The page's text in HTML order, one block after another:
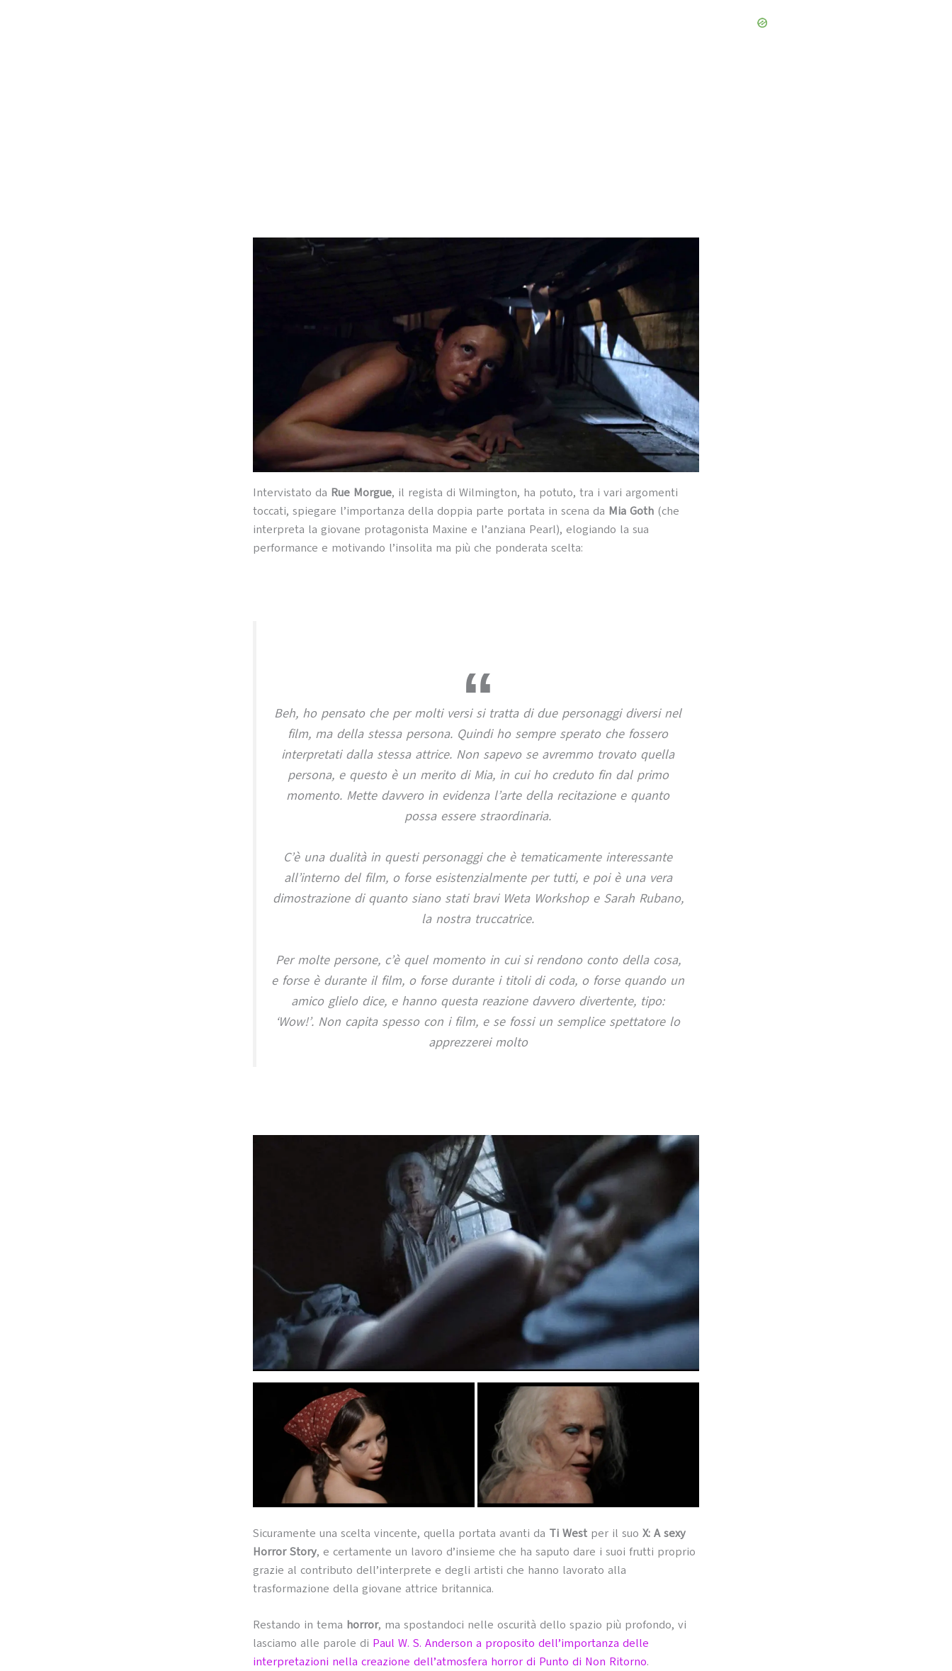
Intervistato da Rue Morgue, il regista di Wilmington, ha potuto, tra i vari argomenti
toccati, spiegare l’importanza della doppia parte portata in scena da Mia Goth (che
interpreta la giovane protagonista Maxine e l’anziana Pearl), elogiando la sua
performance e motivando l’insolita ma più che ponderata scelta:
Beh, ho pensato che per molti versi si tratta di due personaggi diversi nel
film, ma della stessa persona. Quindi ho sempre sperato che fossero
interpretati dalla stessa attrice. Non sapevo se avremmo trovato quella
persona, e questo è un merito di Mia, in cui ho creduto fin dal primo
momento. Mette davvero in evidenza l’arte della recitazione e quanto
possa essere straordinaria.
C’è una dualità in questi personaggi che è tematicamente interessante
all’interno del film, o forse esistenzialmente per tutti, e poi è una vera
dimostrazione di quanto siano stati bravi Weta Workshop e Sarah Rubano,
la nostra truccatrice.
Per molte persone, c’è quel momento in cui si rendono conto della cosa,
e forse è durante il film, o forse durante i titoli di coda, o forse quando un
amico glielo dice, e hanno questa reazione davvero divertente, tipo:
‘Wow!’. Non capita spesso con i film, e se fossi un semplice spettatore lo
apprezzerei molto
Sicuramente una scelta vincente, quella portata avanti da Ti West per il suo X: A sexy
Horror Story, e certamente un lavoro d’insieme che ha saputo dare i suoi frutti proprio
grazie al contributo dell’interprete e degli artisti che hanno lavorato alla
trasformazione della giovane attrice britannica.
Restando in tema horror, ma spostandoci nelle oscurità dello spazio più profondo, vi
lasciamo alle parole di Paul W. S. Anderson a proposito dell’importanza delle
interpretazioni nella creazione dell’atmosfera horror di Punto di Non Ritorno.